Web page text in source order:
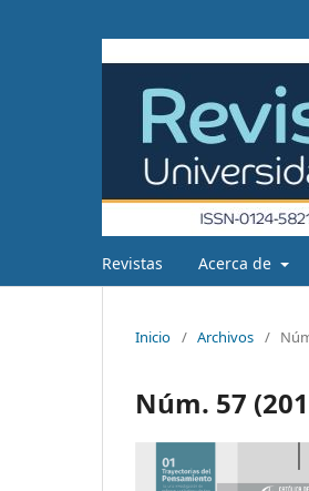
Revistas Acerca de
Inicio / Archivos /
Núm. 57